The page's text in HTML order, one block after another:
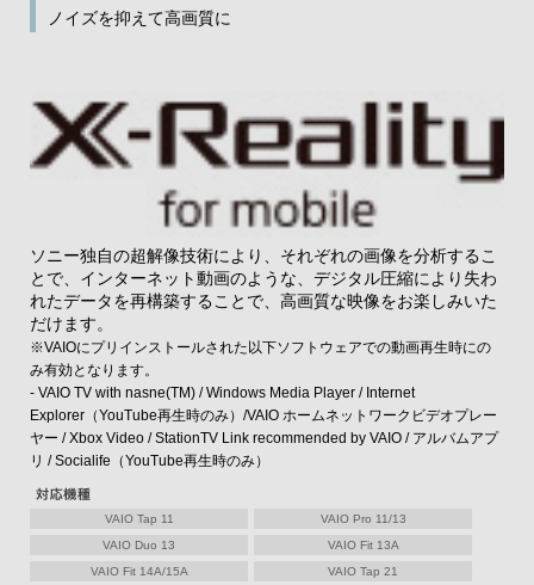
ノイズを抑えて高画質に
ソニー独自の超解像技術により、それぞれの画像を分析するこ
とで、インターネット動画のような、デジタル圧縮により失わ
れたデータを再構築することで、高画質な映像をお楽しみいた
だけます。
※VAIOにプリインストールされた以下ソフトウェアでの動画再生時にの
み有効となります。
- VAIO TV with nasne(TM) / Windows Media Player / Internet
Explorer（YouTube再生時のみ）/VAIO ホームネットワークビデオプレー
ヤー / Xbox Video / StationTV Link recommended by VAIO / アルバムアプ
リ / Socialife（YouTube再生時のみ）
VAIO Tap 11
VAIO Pro 11/13
VAIO Duo 13
VAIO Fit 13A
VAIO Fit 14A/15A
VAIO Tap 21